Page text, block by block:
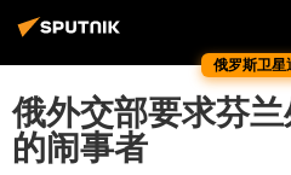
俄罗斯卫星
俄外交部要求芬
的闹事者